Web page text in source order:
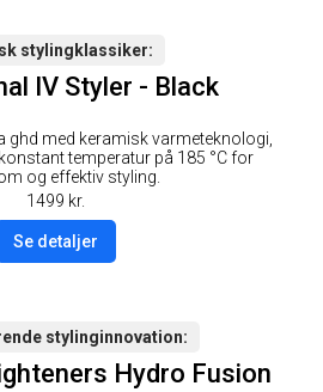
stylingklassiker
IV Styler - Black
ghd med keramisk varmeteknologi,
temperatur på 185 °C for
og effektiv styling.
1499 kr.
Se detaljer
stylinginnovation
Hydro Fusion